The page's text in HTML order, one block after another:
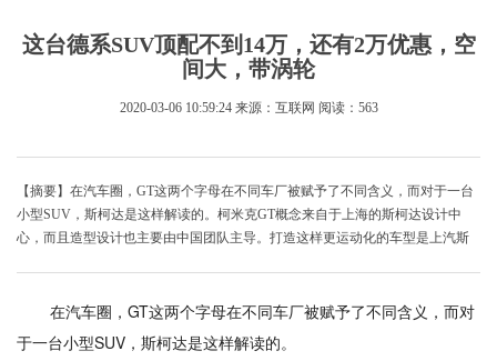
这台德系SUV顶配不到14万，还有2万优惠，空
间大，带涡轮
2020-03-06 10:59:24 来源：互联网 阅读：563
【摘要】在汽车圈，GT这两个字母在不同车厂被赋予了不同含义，而对于一台
小型SUV，斯柯达是这样解读的。柯米克GT概念来自于上海的斯柯达设计中
心，而且造型设计也主要由中国团队主导。打造这样更运动化的车型是上汽斯
在汽车圈，GT这两个字母在不同车厂被赋予了不同含义，而对
于一台小型SUV，斯柯达是这样解读的。